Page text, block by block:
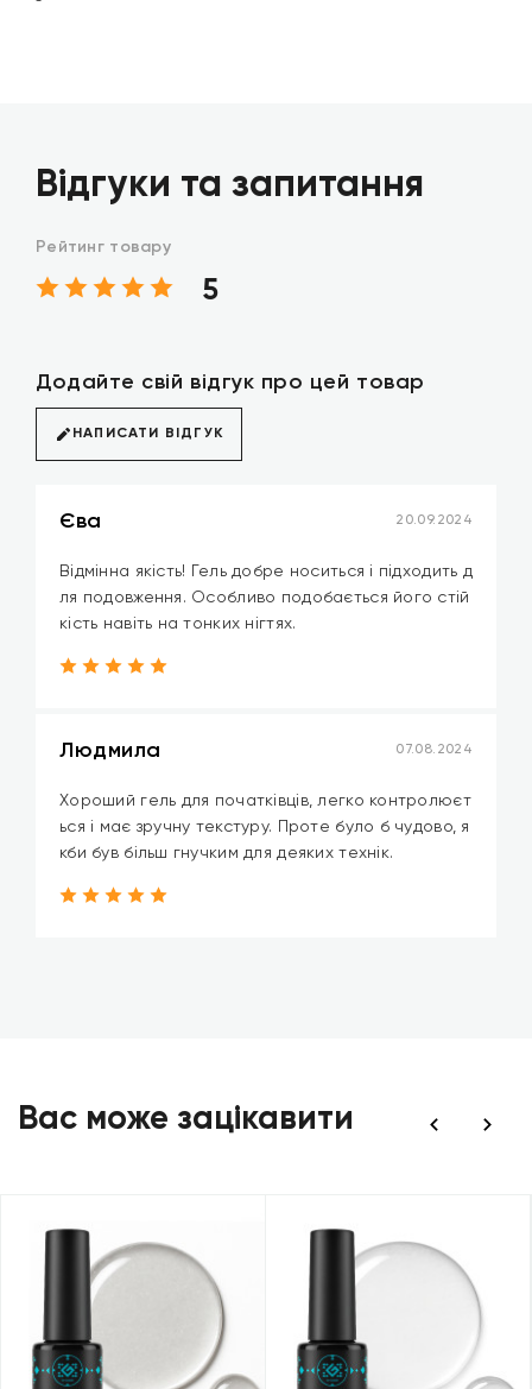
Відгуки та запитання
Рейтинг товару
5
Додайте свій відгук про цей товар
НАПИСАТИ ВІДГУК
Єва 20.09.2024
Відмінна якість! Гель добре носиться і підходить д
ля подовження. Особливо подобається його стій
кість навіть на тонких нігтях.
Людмила 07.08.2024
Хороший гель для початківців, легко контролюєт
ься і має зручну текстуру. Проте було б чудово, я
кби був більш гнучким для деяких технік.
Вас може зацікавити